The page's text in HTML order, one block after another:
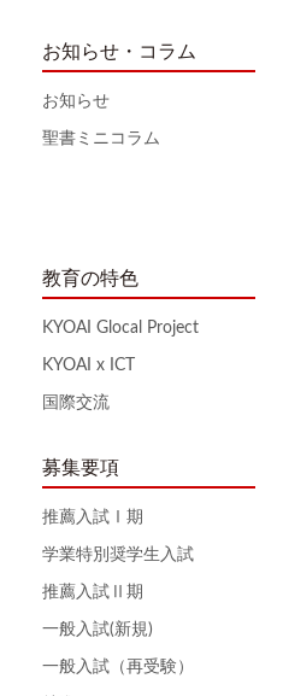
お知らせ・コラム
お知らせ
聖書ミニコラム
教育の特色
KYOAI Glocal Project
KYOAI x ICT
国際交流
募集要項
推薦入試Ⅰ期
学業特別奨学生入試
推薦入試Ⅱ期
一般入試(新規)
一般入試（再受験）